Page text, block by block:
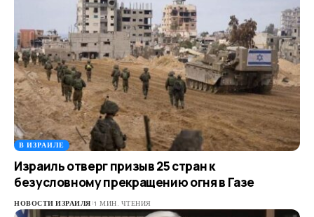
В ИЗРАИЛЕ
Израиль отверг призыв 25 стран к
безусловному прекращению огня в Газе
НОВОСТИ ИЗРАИЛЯ 1 МИН. ЧТЕНИЯ